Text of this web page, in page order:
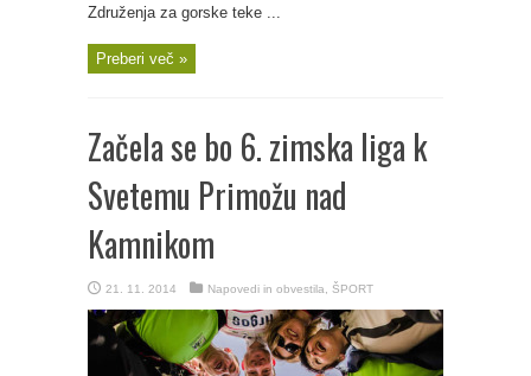
Združenja za gorske teke ...
Preberi več »
Začela se bo 6. zimska liga k
Svetemu Primožu nad
Kamnikom
21. 11. 2014 Napovedi in obvestila ŠPORT